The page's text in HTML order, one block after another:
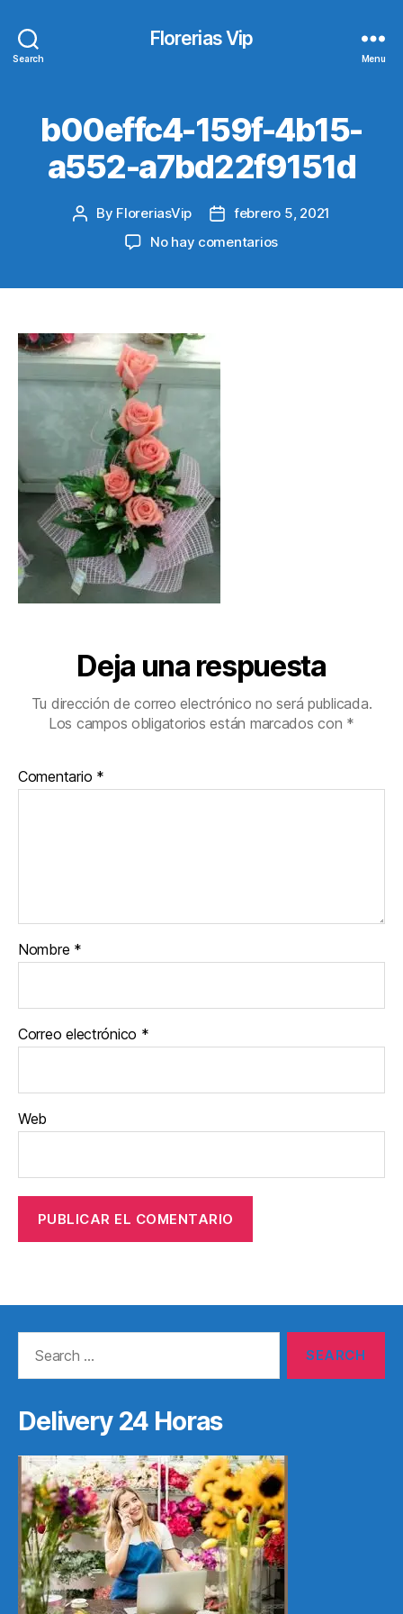
Search
Florerias Vip
Menu
b00effc4-159f-4b15-
a552-a7bd22f9151d
Post
By FloreriasVip
Post
date
febrero 5, 2021
No hay comentariosen
Deja una respuesta
Tu dirección de correo electrónico no será publicada.
Los campos obligatorios están marcados con *
Comentario *
Nombre *
Correo electrónico *
Web
Delivery 24 Horas